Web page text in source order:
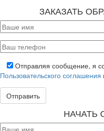
ЗАКАЗАТЬ
Отправляя сообщение, я
Пользовательского соглашения
НАЧАТЬ